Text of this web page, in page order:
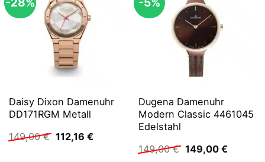
Daisy Dixon Damenuhr
DD171RGM Metall
149,00€ Ursprünglicher
Preis
112,16 €Aktueller
Dugena Damenuhr
Modern Classic 4461045
Edelstahl
149,00€ Ursprünglicher
Preis
149,00 €